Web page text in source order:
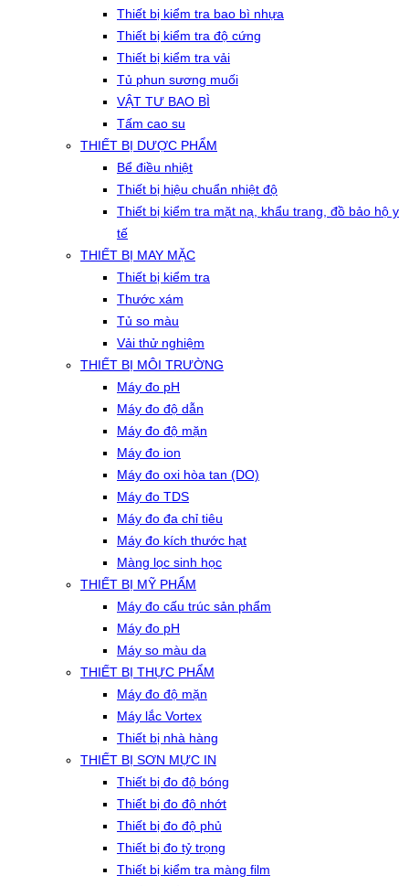
Thiết bị kiểm tra bao bì nhựa
Thiết bị kiểm tra độ cứng
Thiết bị kiểm tra vải
Tủ phun sương muối
VẬT TƯ BAO BÌ
Tấm cao su
THIẾT BỊ DƯỢC PHẨM
Bể điều nhiệt
Thiết bị hiệu chuẩn nhiệt độ
Thiết bị kiểm tra mặt nạ, khẩu trang, đồ bảo hộ y
tế
THIẾT BỊ MAY MẶC
Thiết bị kiểm tra
Thước xám
Tủ so màu
Vải thử nghiệm
THIẾT BỊ MÔI TRƯỜNG
Máy đo pH
Máy đo độ dẫn
Máy đo độ mặn
Máy đo ion
Máy đo oxi hòa tan (DO)
Máy đo TDS
Máy đo đa chỉ tiêu
Máy đo kích thước hạt
Màng lọc sinh học
THIẾT BỊ MỸ PHẨM
Máy đo cấu trúc sản phẩm
Máy đo pH
Máy so màu da
THIẾT BỊ THỰC PHẨM
Máy đo độ mặn
Máy lắc Vortex
Thiết bị nhà hàng
THIẾT BỊ SƠN MỰC IN
Thiết bị đo độ bóng
Thiết bị đo độ nhớt
Thiết bị đo độ phủ
Thiết bị đo tỷ trọng
Thiết bị kiểm tra màng film